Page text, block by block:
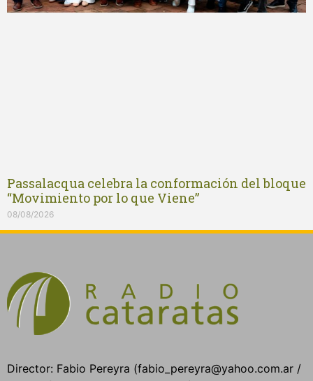
Passalacqua celebra la conformación del bloque
“Movimiento por lo que Viene”
08/08/2026
Director: Fabio Pereyra (fabio_pereyra@yahoo.com.ar /